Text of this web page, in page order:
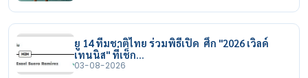
ยู 14 ทีมชาติไทย ร่วมพิธีเปิด ศึก "2026 เวิลด์
เทนนิส" ที่เช็ก…
03-08-2026